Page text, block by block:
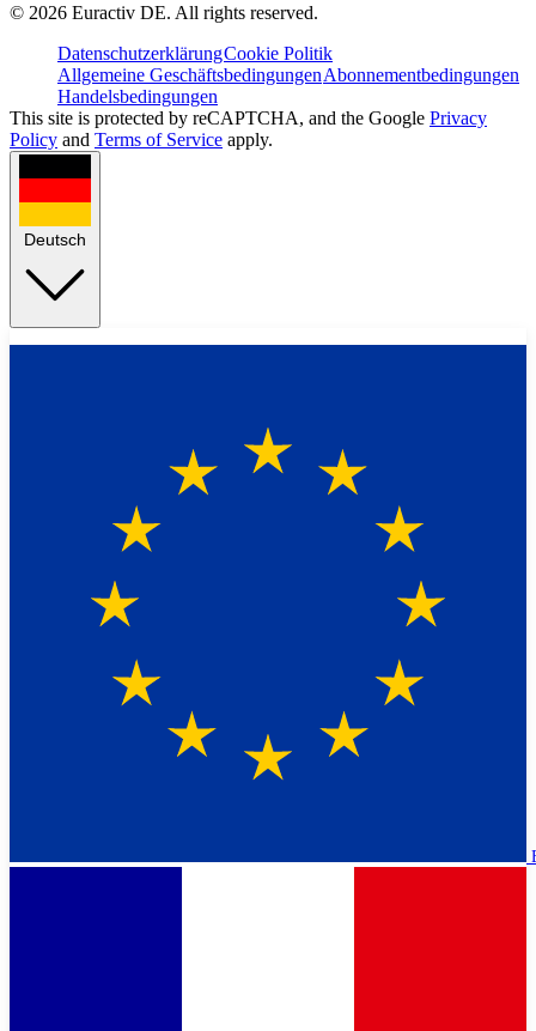
© 2026 Euractiv DE. All rights reserved.
DatenschutzerklärungCookie Politik
Allgemeine GeschäftsbedingungenAbonnementbedingungen
Handelsbedingungen
This site is protected by reCAPTCHA, and the Google Privacy
Policy and Terms of Service apply.
Deutsch